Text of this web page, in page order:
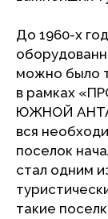
До 1960-х
можно было
в рамках
ЮЖНОЙ
вся
поселок
стал одним
такие